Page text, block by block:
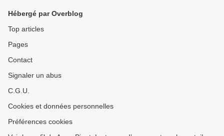
Hébergé par Overblog
Top articles
Pages
Contact
Signaler un abus
C.G.U.
Cookies et données personnelles
Préférences cookies